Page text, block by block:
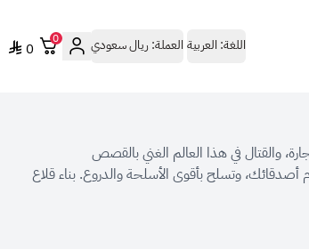
اللغة: العربية العملة:ريال سعودي 0
0
والقتال في هذا العالم الغني بالقصص
وتسلح بأقوى الأسلحة والدروع. بناء قلاع